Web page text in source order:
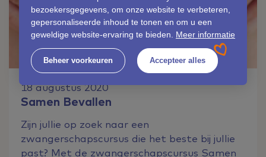
bezoekersgegevens, om onze website te verbeteren,
gepersonaliseerde inhoud te tonen en om u een
geweldige website-ervaring te bieden. Meer informatie
Beheer voorkeuren Accepteer alles
18 augustus 2020
Samen Bevallen
Zijn jullie op zoek naar een
zwangerschapscursus die het beste bij jullie
past? Met de zwangerschapscursus Samen